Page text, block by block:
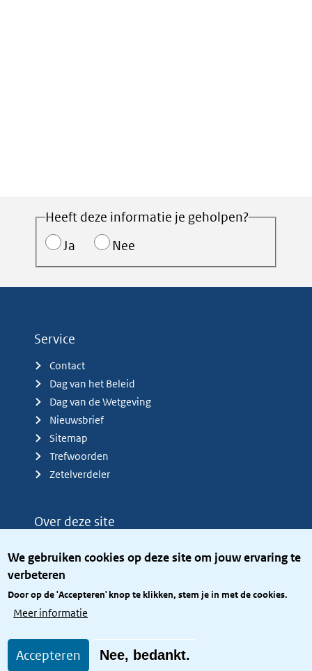
We gebruiken cookies op deze site om jouw ervaring te
verbeteren
Door op de 'Accepteren' knop te klikken, stem je in met de cookies.
Meer informatie
Accepteren Nee, bedankt.
Heeft deze informatie je geholpen?
Ja
Nee
Service
Contact
Dag van het Beleid
Dag van de Wetgeving
Nieuwsbrief
Sitemap
Trefwoorden
Zetelverdeler
Over deze site
Privacy
Toegang site openbaar
Toegankelijkheid